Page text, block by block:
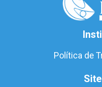
Política de